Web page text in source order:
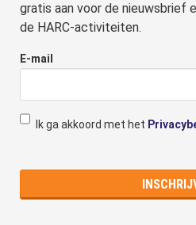
gratis aan voor de nieuwsbrief
de HARC-activiteiten.
E-mail
Ik ga akkoord met het